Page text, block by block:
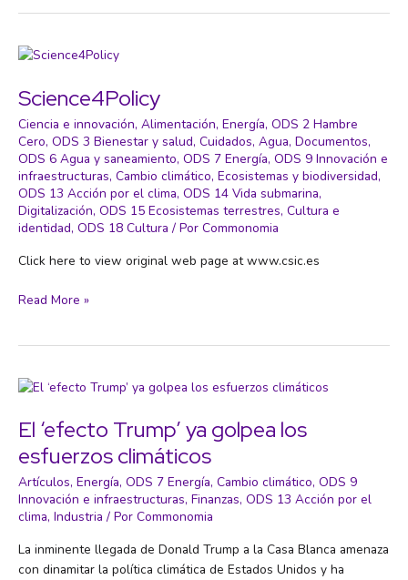
Science4Policy
Ciencia e innovación, Alimentación, Energía, ODS 2 Hambre
Cero, ODS 3 Bienestar y salud, Cuidados, Agua, Documentos,
ODS 6 Agua y saneamiento, ODS 7 Energía, ODS 9 Innovación e
infraestructuras, Cambio climático, Ecosistemas y biodiversidad,
ODS 13 Acción por el clima, ODS 14 Vida submarina,
Digitalización, ODS 15 Ecosistemas terrestres, Cultura e
identidad, ODS 18 Cultura / Por Commonomia
Click here to view original web page at www.csic.es
Science4Policy
Read More »
El ‘efecto Trump’ ya golpea los
esfuerzos climáticos
Artículos, Energía, ODS 7 Energía, Cambio climático, ODS 9
Innovación e infraestructuras, Finanzas, ODS 13 Acción por el
clima, Industria / Por Commonomia
La inminente llegada de Donald Trump a la Casa Blanca amenaza
con dinamitar la política climática de Estados Unidos y ha